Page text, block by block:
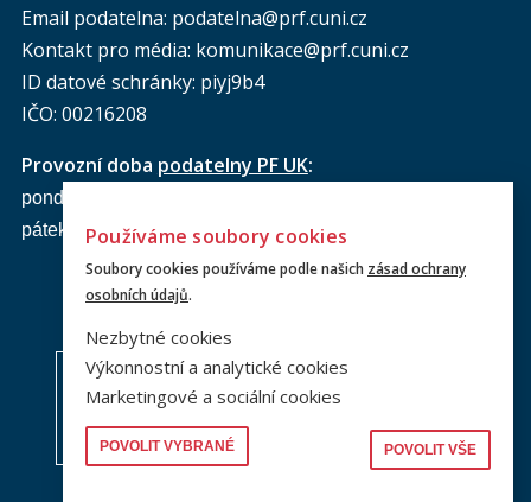
Email podatelna: podatelna@prf.cuni.cz
Kontakt pro média: komunikace@prf.cuni.cz
ID datové schránky: piyj9b4
IČO: 00216208
Provozní doba podatelny PF UK:
pondělí až čtvrtek: od 9.00 do 16.00 hod.
pátek: od 9.00 do 15.00 hod.
Používáme soubory cookies
Soubory cookies používáme podle našich zásad ochrany
osobních údajů.
Nezbytné cookies
Výkonnostní a analytické cookies
Marketingové a sociální cookies
POVOLIT VYBRANÉ POVOLIT VŠE